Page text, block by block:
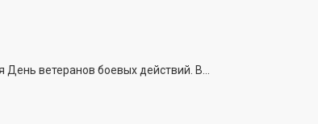
ветеранов боевых действий. В...